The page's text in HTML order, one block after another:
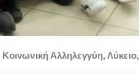
Κοινωνική Αλληλεγγύη,Λύκειο,